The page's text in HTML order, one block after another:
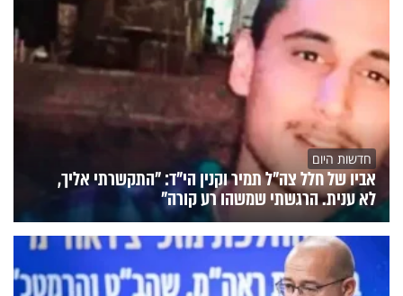
חדשות היום
אביו של חלל צה"ל תמיר וקנין הי"ד: "התקשרתי אליך,
לא ענית. הרגשתי שמשהו רע קורה"